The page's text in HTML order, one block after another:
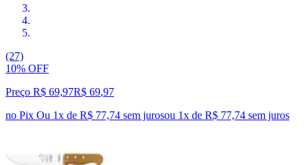
(27)
10% OFF
Preço R$ 69,97R$ 69,97
no Pix Ou 1x de R$ 77,74 sem jurosou 1x de R$ 77,74 sem juros